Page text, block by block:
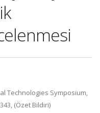
Technologies Symposium,
(Özet Bildiri)